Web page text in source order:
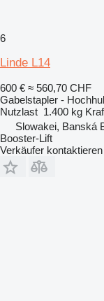
6
Linde L14
600 € ≈ 560,70 CHF
Gabelstapler -
Nutzlast 1.400 kg
Slowakei, Banská
Booster-Lift
Verkäufer kontaktieren